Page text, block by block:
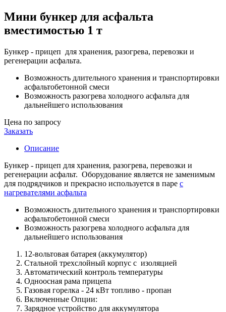
Мини бункер для асфальта
вместимостью 1 т
Бункер - прицеп для хранения, разогрева, перевозки и
регенерации асфальта.
Возможность длительного хранения и транспортировки
асфальтобетонной смеси
Возможность разогрева холодного асфальта для
дальнейшего использования
Цена по запросу
Заказать
Описание
Бункер - прицеп для хранения, разогрева, перевозки и
регенерации асфальт. Оборудование является не заменимым
для подрядчиков и прекрасно используется в паре с
нагревателями асфальта
Возможность длительного хранения и транспортировки
асфальтобетонной смеси
Возможность разогрева холодного асфальта для
дальнейшего использования
12-вольтовая батарея (аккумулятор)
Стальной трехслойный корпус с изоляцией
Автоматический контроль температуры
Одноосная рама прицепа
Газовая горелка - 24 кВт топливо - пропан
Включенные Опции:
Зарядное устройство для аккумулятора